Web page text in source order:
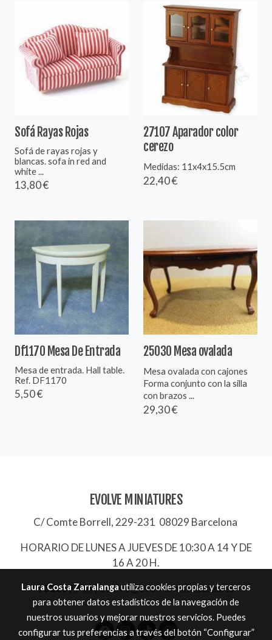
Sofá Rayas Rojas
Sofá de rayas rojas y
blancas. sofa in red and
white ...
13,80 €
27107 Aparador color
cerezo
Medidas: 11x4x15.5cm
22,40 €
Df1170 Mesa De Entrada
Mesa de entrada. Hall table.
Ref. DF1170
5,50 €
25030 Mesa ovalada
Mesa ovalada con cajones
Forma conjunto con la silla
con brazos ...
29,30 €
EVOLVE MINIATURES
C/ Comte Borrell, 229-231 08029 Barcelona
HORARIO DE LUNES A JUEVES DE 10:30 A 14 Y DE
16 A 20 H.
932657744|evolve@evolve-miniatures.es
Laura Costa Zarralanga utiliza cookies propias y terceros
para obtener datos estadísticos de la navegación de
nuestros usuarios y mejorar nuestros servicios. Puedes
configurar tus preferencias a través del botón “Configurar”